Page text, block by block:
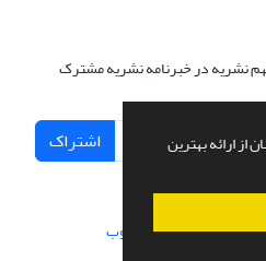
از ارائه بهترین
نشریه در خبرنامه نشریه مشترک
اشتراک
و پیاده سازی از سیناوب